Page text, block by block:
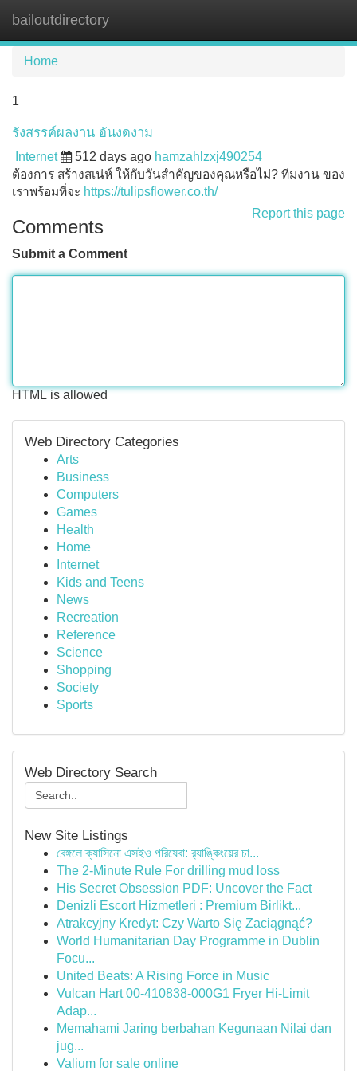
bailoutdirectory
Home
1
รังสรรค์ผลงาน อันงดงาม
Internet 512 days ago hamzahlzxj490254
ต้องการ สร้างสเน่ห์ ให้กับวันสำคัญของคุณหรือไม่? ทีมงาน ของ
เราพร้อมที่จะ https://tulipsflower.co.th/
Report this page
Comments
Submit a Comment
HTML is allowed
Web Directory Categories
Arts
Business
Computers
Games
Health
Home
Internet
Kids and Teens
News
Recreation
Reference
Science
Shopping
Society
Sports
Web Directory Search
New Site Listings
বেঙ্গলে ক্যাসিনো এসইও পরিষেবা: র‍্যাঙ্কিংয়ের চা...
The 2-Minute Rule For drilling mud loss
His Secret Obsession PDF: Uncover the Fact
Denizli Escort Hizmetleri : Premium Birlikt...
Atrakcyjny Kredyt: Czy Warto Się Zaciągnąć?
World Humanitarian Day Programme in Dublin
Focu...
United Beats: A Rising Force in Music
Vulcan Hart 00-410838-000G1 Fryer Hi-Limit
Adap...
Memahami Jaring berbahan Kegunaan Nilai dan
jug...
Valium for sale online